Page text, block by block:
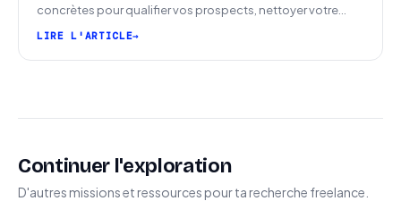
concrètes pour qualifier vos prospects, nettoyer votre
LIRE L'ARTICLE
Continuer l'exploration
D'autres missions et ressources pour ta recherche freelance.